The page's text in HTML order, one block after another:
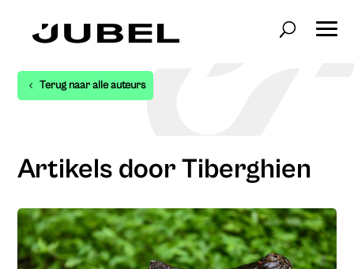
Terug naar alle auteurs
Artikels door Tiberghien